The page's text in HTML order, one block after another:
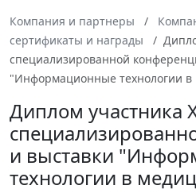
Компания и партнеры
сертификаты и награды
специализированной
"Информационные технологии
Диплом участника
и выставки
технологии в